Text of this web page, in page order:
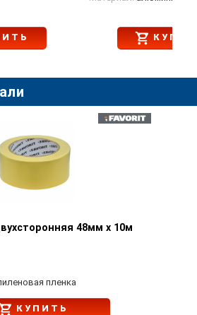
товара 48мм х 10м
пленка
КУПИТЬ